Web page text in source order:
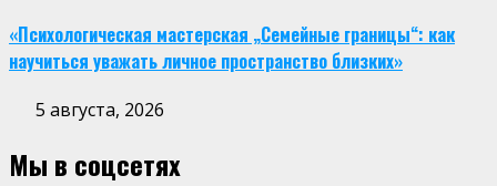
«Психологическая мастерская „Семейные границы“: как
научиться уважать личное пространство близких»
5 августа, 2026
Мы в соцсетях